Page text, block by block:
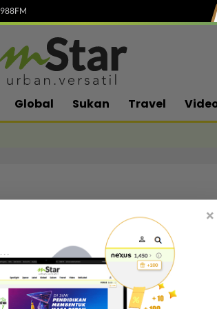
988FM
Global Sukan Travel
Follow media sosial kami
×